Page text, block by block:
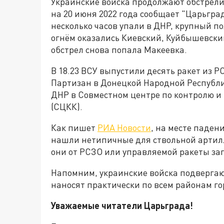
на 20 июня 2022 года сообщает
несколько часов упали в ДНР, крупный
огнём оказались Киевский,
обстрел снова попала Макеевка.
В 18.23 ВСУ выпустили десять ракет из
Партизан в Донецкой Народной
ДНР в Совместном центре по контролю
(СЦКК).
Как пишет РИА Новости, на месте
нашли нетипичные для ствольной
они от РСЗО или управляемой ракеты
Напомним, украинские войска
наносят практически по всем районам
Уважаемые читатели Царьграда!